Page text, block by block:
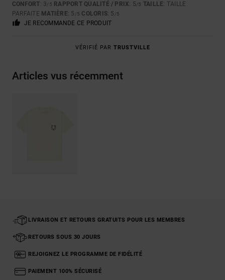
CONFORT: 3/5 RAPPORT QUALITÉ / PRIX: 5/5 TAILLE: TAILLE
PARFAITE MATIÈRE: 5 /5 COLORIS: 5 /5
JE RECOMMANDE CE PRODUIT
VÉRIFIÉ PAR TRUSTVILLE
Articles vus récemment
LIVRAISON ET RETOURS GRATUITS POUR LES MEMBRES
RETOURS SOUS 30 JOURS
REJOIGNEZ LE PROGRAMME DE FIDÉLITÉ
PAIEMENT 100% SÉCURISÉ